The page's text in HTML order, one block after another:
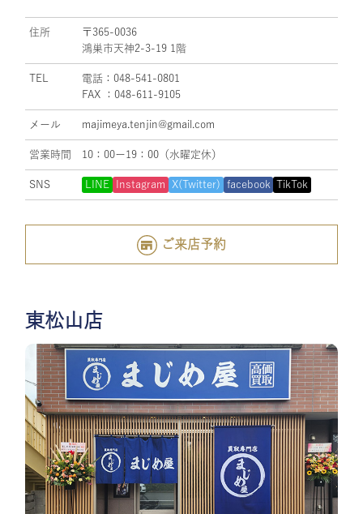
住所
〒365-0036
鴻巣市天神2-3-19 1階
TEL
電話：048-541-0801
FAX ：048-611-9105
メール majimeya.tenjin@gmail.com
営業時間 10：00ー19：00（水曜定休）
SNS LINE Instagram X(Twitter) facebook TikTok
ご来店予約
東松山店